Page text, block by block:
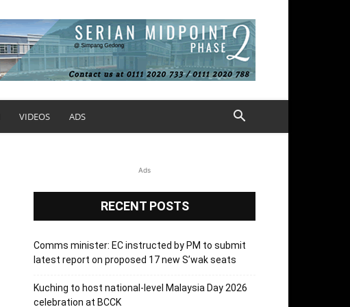
VIDEOS ADS
Ads
RECENT POSTS
Comms minister: EC instructed by PM to submit
latest report on proposed 17 new S’wak seats
Kuching to host national-level Malaysia Day 2026
celebration at BCCK